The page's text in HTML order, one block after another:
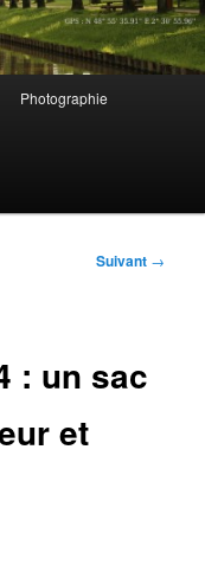
Photographie
Suivant →
: un sac
et